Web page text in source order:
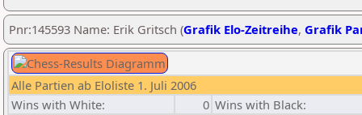
Pnr:145593 Name: Erik Gritsch (Grafik Elo-Zeitreihe, Grafik
Alle Partien ab Eloliste 1. Juli 2006
Wins with White:
0 Wins with Black: